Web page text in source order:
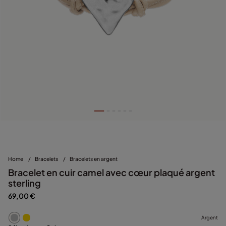
Home / Bracelets / Bracelets en argent
Bracelet en cuir camel avec cœur plaqué argent
sterling
69,00 €
Argent